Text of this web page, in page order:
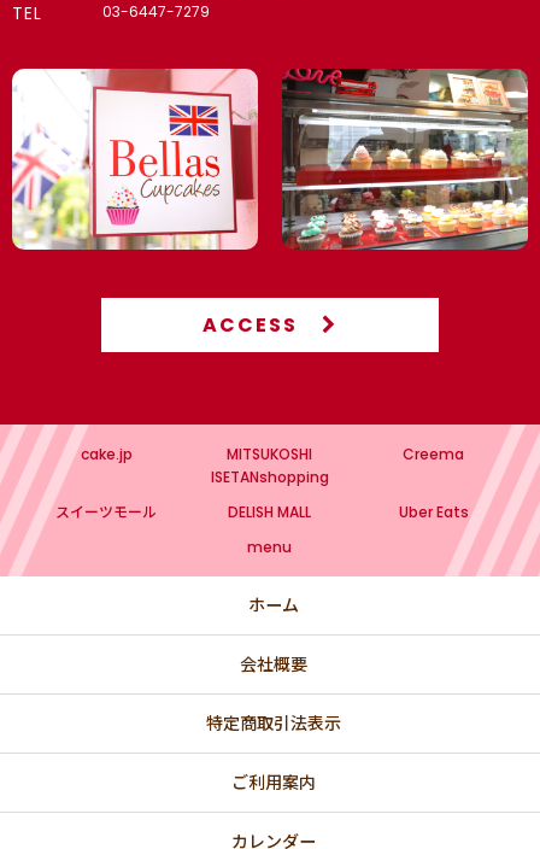
【法人向け】🏢内定式（10月1日｜10月上旬）・同期会・同窓
🎁 入学・卒業｜入園・卒園｜スポーツ・背番号｜お祝い・ギフ
🍼 赤ちゃんのお祝い｜ジェンダー リビール・ベビーシャワ
ー 4,000円以上で冷凍配送無料（8月末まで）
【個人】パーティー 4,000円以上で冷凍配送無料（8月末ま
で）
🏠 高輪店で予約なしで購入できるメニュー
💖 PINK
💙 BLUE
💛 YELLOW
💗 バレンタインデー・ホワイトデー特集
【法人向け】国際女性デー（3/8）にオススメ
TEL 03-6447-7279
ACCESS
cake.jp
MITSUKOSHI
ISETANshopping
Creema
スイーツモール DELISH MALL
Uber Eats
menu
ホーム
会社概要
特定商取引法表示
ご利用案内
カレンダー